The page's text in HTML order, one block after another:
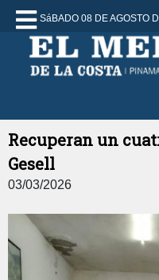
SáBADO 08 DE AGOSTO
Recuperan un
Gesell
03/03/2026